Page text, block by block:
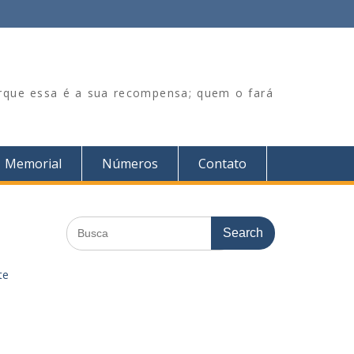
essa é a sua recompensa; quem o fará
Memorial Números Contato
Search
for: